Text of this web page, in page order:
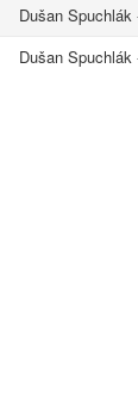
Dušan Spuchlák
Dušan